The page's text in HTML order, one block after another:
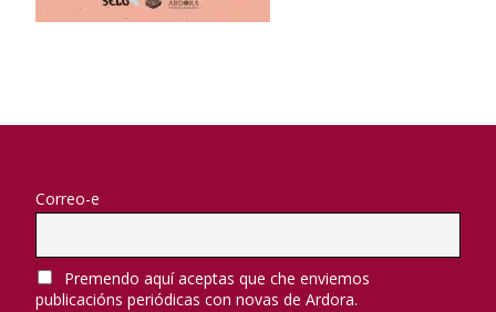
Correo-e
Premendo aquí aceptas que che enviemos
publicacións periódicas con novas de Ardora.